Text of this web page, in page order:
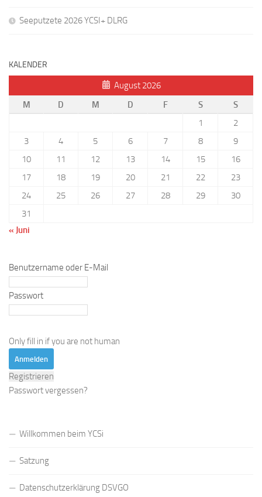
Seeputzete 2026 YCSI+ DLRG
KALENDER
August 2026
M
D M D F S
S
1
2
3
4 5 6 7 8
9
10
11 12 13 14 15
16
17
18 19 20 21 22
23
24
25 26 27 28 29
30
31
« Juni
Benutzername oder E-Mail
Passwort
Only fill in if you are not human
Registrieren
Passwort vergessen?
Willkommen beim YCSi
Satzung
Datenschutzerklärung DSVGO